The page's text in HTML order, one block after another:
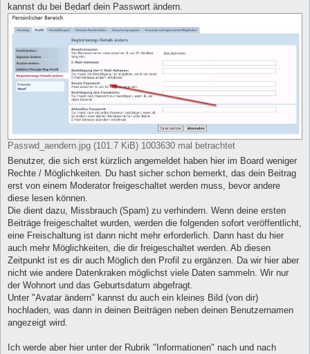
kannst du bei Bedarf dein Passwort ändern.
Passwd_aendern.jpg (101.7 KiB) 1003630 mal betrachtet
Benutzer, die sich erst kürzlich angemeldet haben hier im Board weniger
Rechte / Möglichkeiten. Du hast sicher schon bemerkt, das dein Beitrag
erst von einem Moderator freigeschaltet werden muss, bevor andere
diese lesen können.
Die dient dazu, Missbrauch (Spam) zu verhindern. Wenn deine ersten
Beiträge freigeschaltet wurden, werden die folgenden sofort veröffentlicht,
eine Freischaltung ist dann nicht mehr erforderlich. Dann hast du hier
auch mehr Möglichkeiten, die dir freigeschaltet werden. Ab diesen
Zeitpunkt ist es dir auch Möglich den Profil zu ergänzen. Da wir hier aber
nicht wie andere Datenkraken möglichst viele Daten sammeln. Wir nur
der Wohnort und das Geburtsdatum abgefragt.
Unter "Avatar ändern" kannst du auch ein kleines Bild (von dir)
hochladen, was dann in deinen Beiträgen neben deinen Benutzernamen
angezeigt wird.
Ich werde aber hier unter der Rubrik "Informationen" nach und nach